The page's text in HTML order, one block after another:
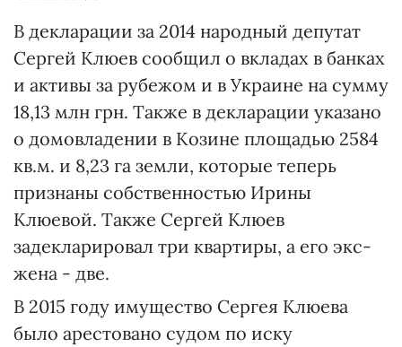
В декларации за 2014 народный депутат
Сергей Клюев сообщил о вкладах в банках
и активы за рубежом и в Украине на сумму
18,13 млн грн. Также в декларации указано
о домовладении в Козине площадью 2584
кв.м. и 8,23 га земли, которые теперь
признаны собственностью Ирины
Клюевой. Также Сергей Клюев
задекларировал три квартиры, а его экс-
жена - две.
В 2015 году имущество Сергея Клюева
было арестовано судом по иску